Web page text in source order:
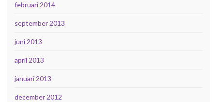
februari 2014
september 2013
juni 2013
april 2013
januari 2013
december 2012